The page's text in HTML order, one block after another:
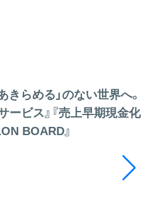
きらめる」のない世界へ。
ービス』『売上早期現金化
BOARD』